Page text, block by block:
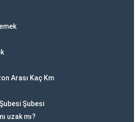
Arası Kaç Km
Şubesi
uzak mı?